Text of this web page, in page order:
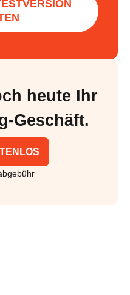
heute Ihr
Geschäft.